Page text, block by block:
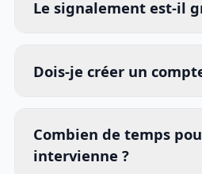
Le signalement est-il
Dois-je créer un
Combien de temps
intervienne ?